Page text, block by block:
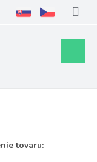
košík
tovaru: